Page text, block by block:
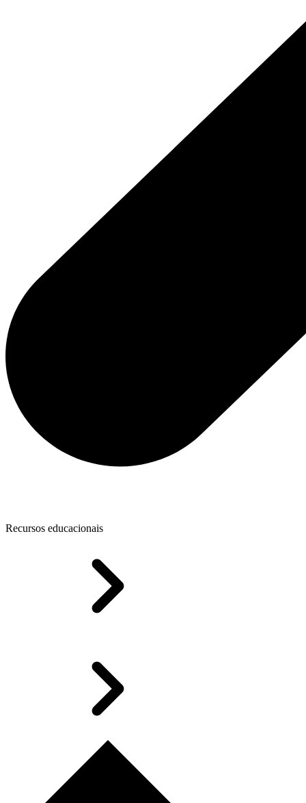
Recursos educacionais